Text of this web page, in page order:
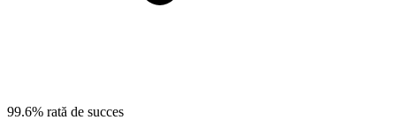
99.6% rată de succes